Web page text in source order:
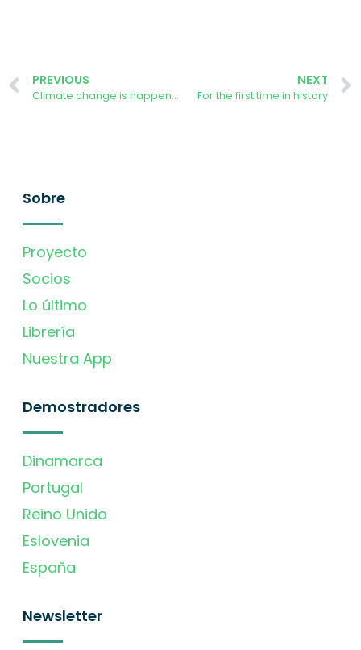
PREVIOUS
Climate change is happening here and now!
NEXT
For the first time in history
Sobre
Proyecto
Socios
Lo último
Librería
Nuestra App
Demostradores
Dinamarca
Portugal
Reino Unido
Eslovenia
España
Newsletter